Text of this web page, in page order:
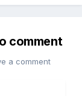
comment
a comment